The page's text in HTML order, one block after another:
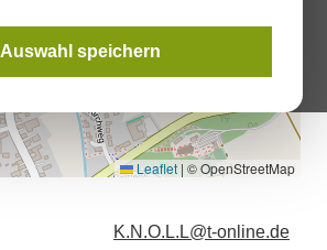
Auswahl speichern
Leaflet | © OpenStreetMap
K.N.O.L.L@t-online.de